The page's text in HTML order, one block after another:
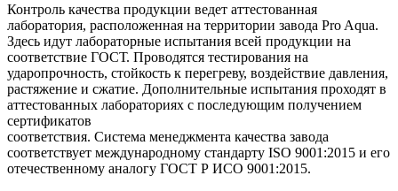
Контроль качества продукции ведет аттестованная
лаборатория, расположенная на территории завода Pro Aqua.
Здесь идут лабораторные испытания всей продукции на
соответствие ГОСТ. Проводятся тестирования на
ударопрочность, стойкость к перегреву, воздействие давления,
растяжение и сжатие. Дополнительные испытания проходят в
аттестованных лабораториях с последующим получением
сертификатов
соответствия. Система менеджмента качества завода
соответствует международному стандарту ISO 9001:2015 и его
отечественному аналогу ГОСТ Р ИСО 9001:2015.